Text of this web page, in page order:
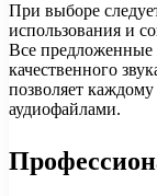
При выборе
использования и
Все предложенные
качественного
позволяет
аудиофайлами.